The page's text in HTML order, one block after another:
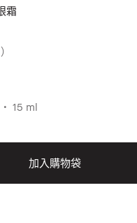
霜
15 ml
加入購物袋